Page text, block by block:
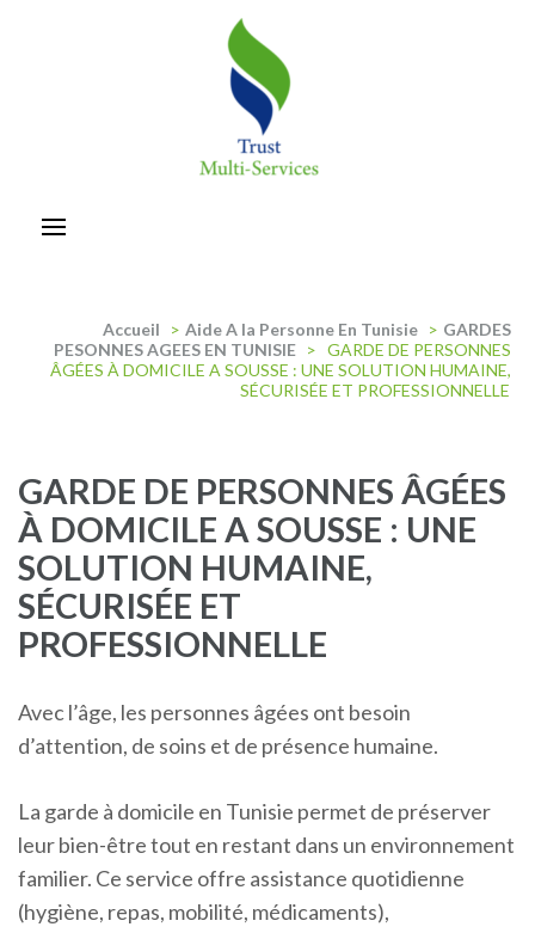
Accueil > Aide A la Personne En Tunisie > GARDES
PESONNES AGEES EN TUNISIE > GARDE DE PERSONNES
ÂGÉES À DOMICILE A SOUSSE : UNE SOLUTION HUMAINE,
SÉCURISÉE ET PROFESSIONNELLE
GARDE DE PERSONNES ÂGÉES
À DOMICILE A SOUSSE : UNE
SOLUTION HUMAINE,
SÉCURISÉE ET
PROFESSIONNELLE
Avec l’âge, les personnes âgées ont besoin
d’attention, de soins et de présence humaine.
La garde à domicile en Tunisie permet de préserver
leur bien-être tout en restant dans un environnement
familier. Ce service offre assistance quotidienne
(hygiène, repas, mobilité, médicaments),